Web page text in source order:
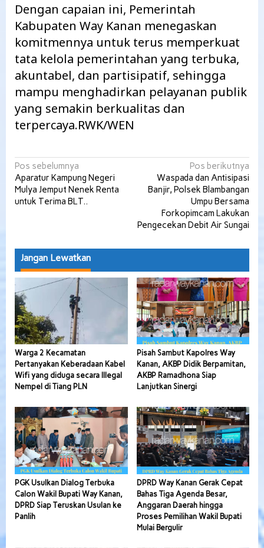
Dengan capaian ini, Pemerintah
Kabupaten Way Kanan menegaskan
komitmennya untuk terus memperkuat
tata kelola pemerintahan yang terbuka,
akuntabel, dan partisipatif, sehingga
mampu menghadirkan pelayanan publik
yang semakin berkualitas dan
terpercaya.RWK/WEN
Navigasi
pos
Pos sebelumnya
Aparatur Kampung Negeri
Mulya Jemput Nenek Renta
untuk Terima BLT..
Pos berikutnya
Waspada dan Antisipasi
Banjir, Polsek Blambangan
Umpu Bersama
Forkopimcam Lakukan
Pengecekan Debit Air Sungai
Jangan Lewatkan
Warga 2 Kecamatan
Pertanyakan Keberadaan Kabel
Wifi yang diduga secara Illegal
Nempel di Tiang PLN
Pisah Sambut Kapolres Way
Kanan, AKBP Didik Berpamitan,
AKBP Ramadhona Siap
Lanjutkan Sinergi
PGK Usulkan Dialog Terbuka
Calon Wakil Bupati Way Kanan,
DPRD Siap Teruskan Usulan ke
Panlih
DPRD Way Kanan Gerak Cepat
Bahas Tiga Agenda Besar,
Anggaran Daerah hingga
Proses Pemilihan Wakil Bupati
Mulai Bergulir